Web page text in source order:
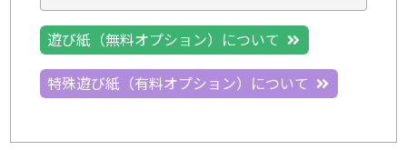
遊び紙（無料オプション）について
特殊遊び紙（有料オプション）について